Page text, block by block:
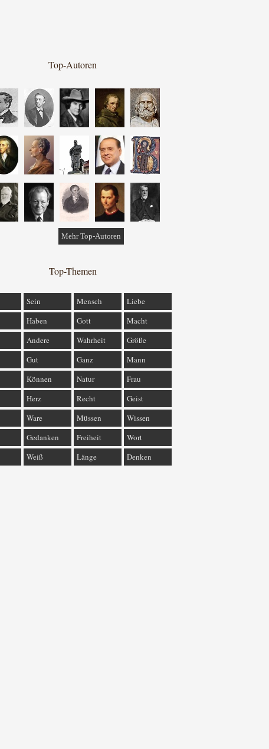
Top-Autoren
Mehr Top-Autoren
Top-Themen
Sein Mensch
Liebe
Haben Gott
Macht
Andere Wahrheit
Größe
Gut Ganz
Mann
Können Natur
Frau
Herz Recht
Geist
Ware Müssen
Wissen
Gedanken Freiheit
Wort
Weiß Länge Denken